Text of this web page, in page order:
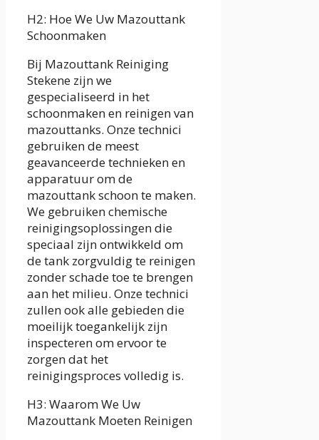
H2: Hoe We Uw Mazouttank
Schoonmaken
Bij Mazouttank Reiniging
Stekene zijn we
gespecialiseerd in het
schoonmaken en reinigen van
mazouttanks. Onze technici
gebruiken de meest
geavanceerde technieken en
apparatuur om de
mazouttank schoon te maken.
We gebruiken chemische
reinigingsoplossingen die
speciaal zijn ontwikkeld om
de tank zorgvuldig te reinigen
zonder schade toe te brengen
aan het milieu. Onze technici
zullen ook alle gebieden die
moeilijk toegankelijk zijn
inspecteren om ervoor te
zorgen dat het
reinigingsproces volledig is.
H3: Waarom We Uw
Mazouttank Moeten Reinigen